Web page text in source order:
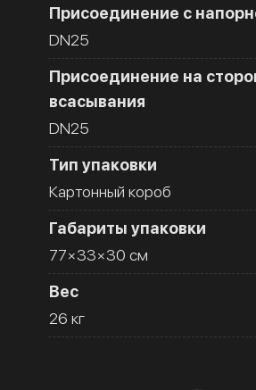
Присоединение с
DN25
Присоединение на
всасывания
DN25
Тип упаковки
Картонный короб
Габариты упаковки
77×33×30 см
Вес
26 кг